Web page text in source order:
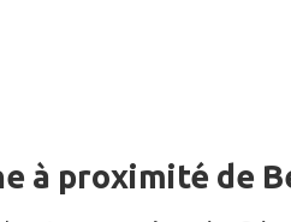
à proximité de